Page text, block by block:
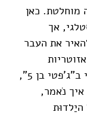
מוחלטת. כאן
אך
את העבר
מהיַלדוּת. הוא עושה זאת כמוטיב מרכזי ב"ג'פטי בן 5",
נֹאמר,